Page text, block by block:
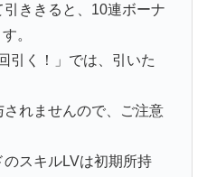
ききると、10連ボーナ
。
く！」では、引いた
れませんので、ご注意
スキルLVは初期所持